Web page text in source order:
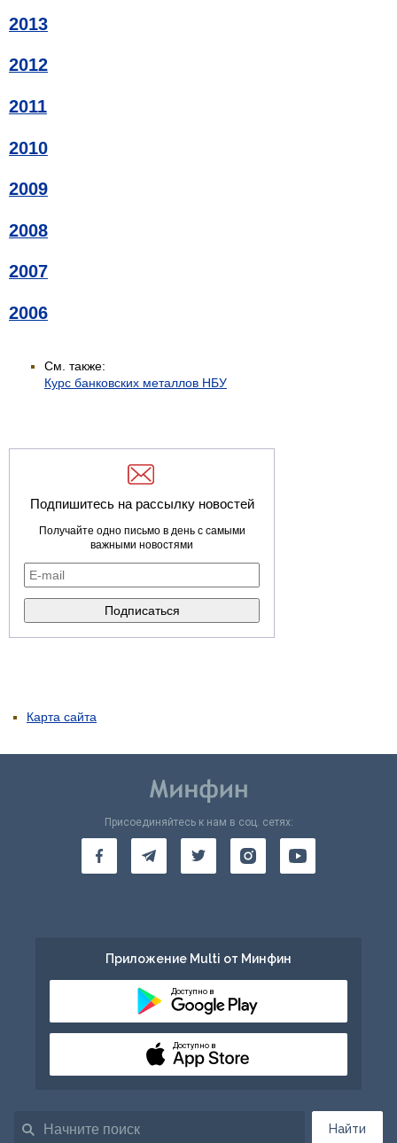
2013
2012
2011
2010
2009
2008
2007
2006
См. также:
Курс банковских металлов НБУ
Подпишитесь на рассылку новостей
Получайте одно письмо в день с самыми
важными новостями
Карта сайта
Найти
Присоединяйтесь к нам в соц. сетях:
Приложение Multi от Минфин
Доступно в
Доступно в